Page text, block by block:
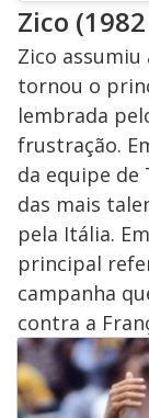
Zico
Zico assumiu
tornou o
lembrada
frustração.
da equipe de
das mais
pela Itália.
principal
campanha
contra a